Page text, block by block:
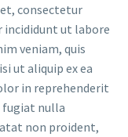
consectetur
incididunt ut labore
veniam, quis
ut aliquip ex ea
in reprehenderit
fugiat nulla
non proident,